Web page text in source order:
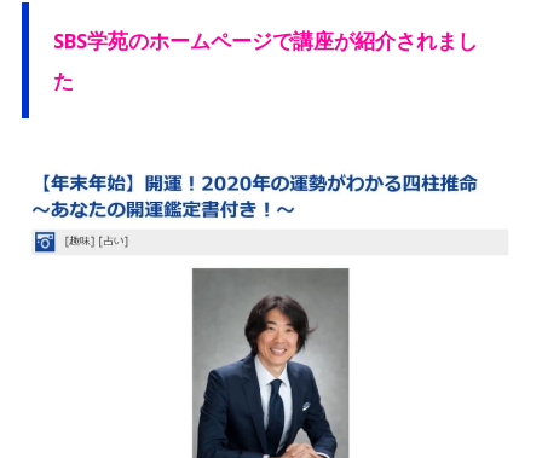
SBS学苑のホームページで講座が紹介されまし
た